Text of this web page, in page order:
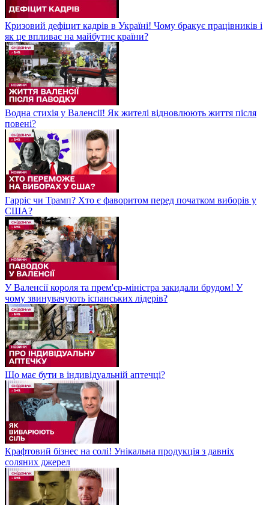
Кризовий дефіцит кадрів в Україні! Чому бракує працівників і
як це впливає на майбутнє країни?
Водна стихія у Валенсії! Як жителі відновлюють життя після
повені?
Гарріс чи Трамп? Хто є фаворитом перед початком виборів у
США?
У Валенсії короля та прем'єр-міністра закидали брудом! У
чому звинувачують іспанських лідерів?
Що має бути в індивідуальній аптечці?
Крафтовий бізнес на солі! Унікальна продукція з давніх
соляних джерел